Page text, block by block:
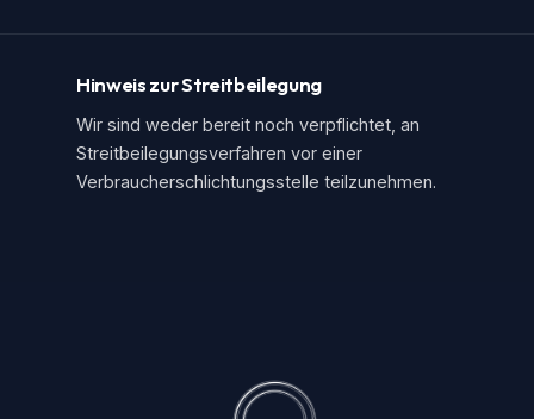
Hinweis zur Streitbeilegung
Wir sind weder bereit noch verpflichtet, an
Streitbeilegungsverfahren vor einer
Verbraucherschlichtungsstelle teilzunehmen.